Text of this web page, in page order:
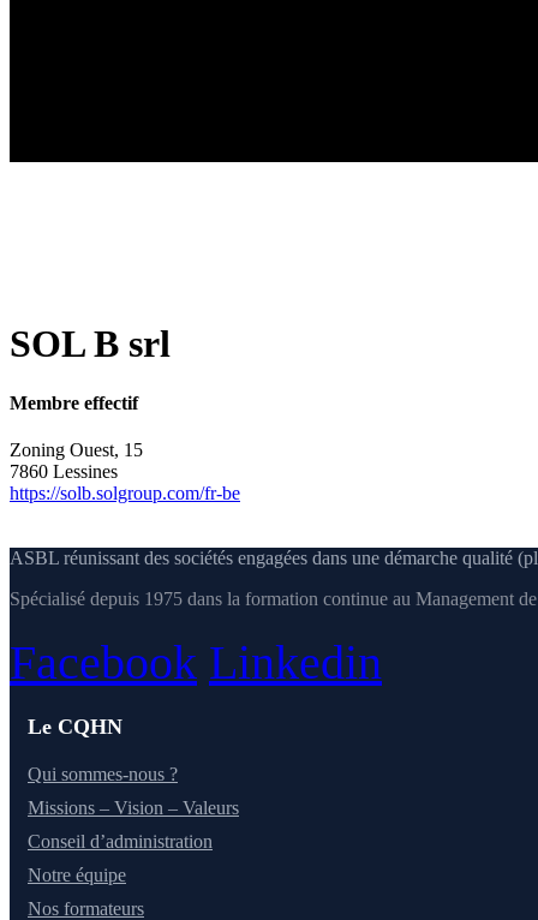
SOL B srl
Membre effectif
Zoning Ouest, 15
7860 Lessines
https://solb.solgroup.com/fr-be
ASBL réunissant des sociétés engagées dans une démarche qualité
Spécialisé depuis 1975 dans la formation continue au Management
Facebook Linkedin
Le CQHN
Qui sommes-nous ?
Missions – Vision – Valeurs
Conseil d’administration
Notre équipe
Nos formateurs